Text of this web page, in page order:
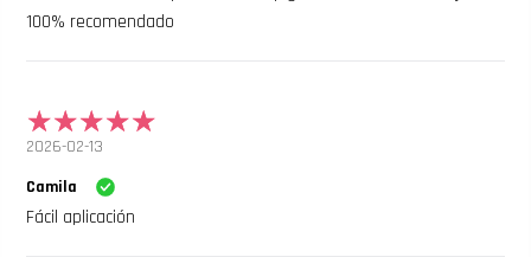
100% recomendado
2026-02-13
Camila
Fácil aplicación